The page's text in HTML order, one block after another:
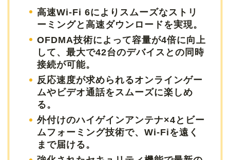
高速Wi-Fi 6によりスムーズなストリ
ーミングと高速ダウンロードを実現。
OFDMA技術によって容量が4倍に向上
して、最大で42台のデバイスとの同時
接続が可能。
反応速度が求められるオンラインゲー
ムやビデオ通話をスムーズに楽しめ
る。
外付けのハイゲインアンテナ×4とビー
ムフォーミング技術で、Wi-Fiを遠く
まで届ける。